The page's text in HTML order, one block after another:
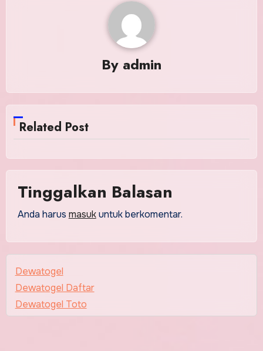
By admin
Related Post
Tinggalkan Balasan
Anda harus masukuntuk berkomentar.
Dewatogel
Dewatogel Daftar
Dewatogel Toto